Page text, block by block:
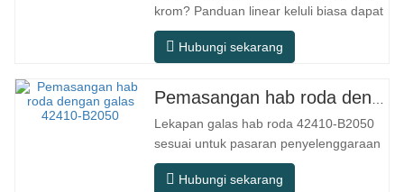
krom? Panduan linear keluli biasa dapat
memenuhi keperluan operasi asas
dalam persekitaran kering dalaman
penggunaan praktikal seperti peralatan
automasi, mesin alat ketepatan,
peralatan luar, bengkel pemprosesan
lembap, dan…
Hubungi sekarang
Lekapan galas hab roda 42410-B2050
sesuai untuk pasaran penyelenggaraan
dan penggantian selepas jualan
automotif, memenuhi keperluan
Hubungi sekarang